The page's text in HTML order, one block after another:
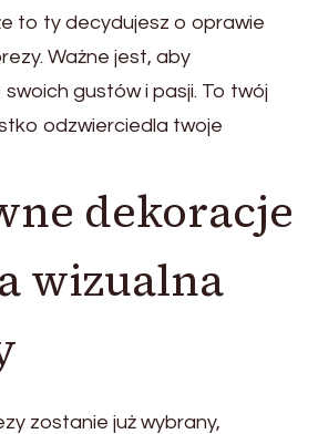
to ty decydujesz o oprawie
Ważne jest, aby
gustów i pasji. To twój
odzwierciedla twoje
dekoracje
wizualna
zostanie już wybrany,